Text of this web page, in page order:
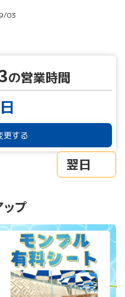
03
の営業時間
更する
翌日
ップ
Next